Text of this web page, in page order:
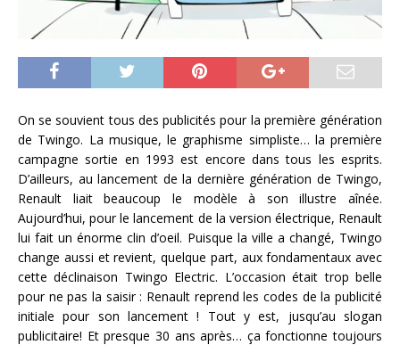
On se souvient tous des publicités pour la première génération
de Twingo. La musique, le graphisme simpliste… la première
campagne sortie en 1993 est encore dans tous les esprits.
D’ailleurs, au lancement de la dernière génération de Twingo,
Renault liait beaucoup le modèle à son illustre aînée.
Aujourd’hui, pour le lancement de la version électrique, Renault
lui fait un énorme clin d’oeil. Puisque la ville a changé, Twingo
change aussi et revient, quelque part, aux fondamentaux avec
cette déclinaison Twingo Electric. L’occasion était trop belle
pour ne pas la saisir : Renault reprend les codes de la publicité
initiale pour son lancement ! Tout y est, jusqu’au slogan
publicitaire! Et presque 30 ans après… ça fonctionne toujours